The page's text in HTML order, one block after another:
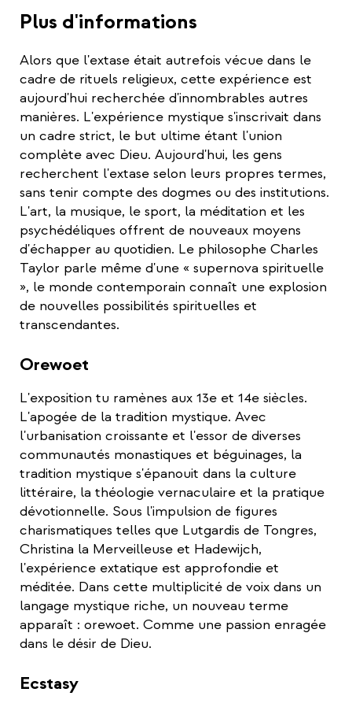
Plus d'informations
Alors que l'extase était autrefois vécue dans le
cadre de rituels religieux, cette expérience est
aujourd'hui recherchée d'innombrables autres
manières. L'expérience mystique s'inscrivait dans
un cadre strict, le but ultime étant l'union
complète avec Dieu. Aujourd'hui, les gens
recherchent l'extase selon leurs propres termes,
sans tenir compte des dogmes ou des institutions.
L'art, la musique, le sport, la méditation et les
psychédéliques offrent de nouveaux moyens
d'échapper au quotidien. Le philosophe Charles
Taylor parle même d'une « supernova spirituelle
», le monde contemporain connaît une explosion
de nouvelles possibilités spirituelles et
transcendantes.
Orewoet
L'exposition tu ramènes aux 13e et 14e siècles.
L'apogée de la tradition mystique. Avec
l'urbanisation croissante et l'essor de diverses
communautés monastiques et béguinages, la
tradition mystique s'épanouit dans la culture
littéraire, la théologie vernaculaire et la pratique
dévotionnelle. Sous l'impulsion de figures
charismatiques telles que Lutgardis de Tongres,
Christina la Merveilleuse et Hadewijch,
l'expérience extatique est approfondie et
méditée. Dans cette multiplicité de voix dans un
langage mystique riche, un nouveau terme
apparaît : orewoet. Comme une passion enragée
dans le désir de Dieu.
Ecstasy